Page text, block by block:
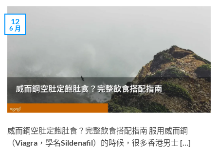
12
6 月
威而鋼空肚定飽肚食？完整飲食搭配指南 服用威而鋼
（Viagra，學名Sildenafil）的時候，很多香港男士 […]